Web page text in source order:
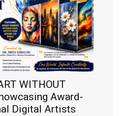
WITHOUT
Award-
Digital Artists